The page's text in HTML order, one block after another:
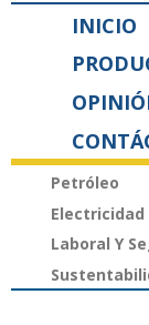
INICIO
Petróleo
Electricidad
Laboral Y